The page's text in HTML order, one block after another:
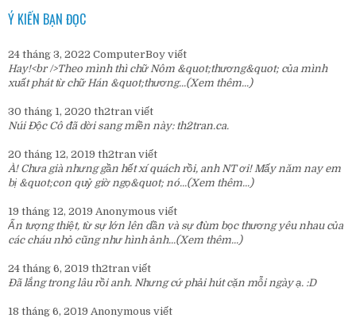
Ý KIẾN BẠN ĐỌC
24 tháng 3, 2022 ComputerBoy viết
Hay!<br />Theo mình thì chữ Nôm &quot;thương&quot; của mình
xuất phát từ chữ Hán &quot;thương...(Xem thêm...)
30 tháng 1, 2020 th2tran viết
Núi Độc Cô đã dời sang miền này: th2tran.ca.
20 tháng 12, 2019 th2tran viết
À! Chưa già nhưng gần hết xí quách rồi, anh NT ơi! Mấy năm nay em
bị &quot;con quỷ giờ ngọ&quot; nó...(Xem thêm...)
19 tháng 12, 2019 Anonymous viết
Ấn tượng thiệt, từ sự lớn lên dần và sự đùm bọc thương yêu nhau của
các cháu nhỏ cũng như hình ảnh...(Xem thêm...)
24 tháng 6, 2019 th2tran viết
Đã lắng trong lâu rồi anh. Nhưng cứ phải hút cặn mỗi ngày ạ. :D
18 tháng 6, 2019 Anonymous viết